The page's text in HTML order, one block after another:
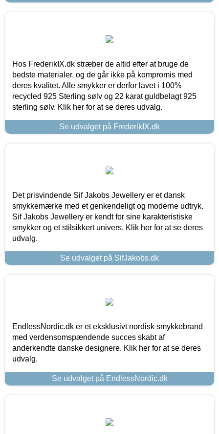
Hos FrederikIX.dk stræber de altid efter at bruge de
bedste materialer, og de går ikke på kompromis med
deres kvalitet. Alle smykker er derfor lavet i 100%
recycled 925 Sterling sølv og 22 karat guldbelagt 925
sterling sølv. Klik her for at se deres udvalg.
Se udvalget på FrederikIX.dk
Det prisvindende Sif Jakobs Jewellery er et dansk
smykkemærke med et genkendeligt og moderne udtryk.
Sif Jakobs Jewellery er kendt for sine karakteristiske
smykker og et stilsikkert univers. Klik her for at se deres
udvalg.
Se udvalget på SifJakobs.dk
EndlessNordic.dk er et eksklusivt nordisk smykkebrand
med verdensomspændende succes skabt af
anderkendte danske designere. Klik her for at se deres
udvalg.
Se udvalget på EndlessNordic.dk